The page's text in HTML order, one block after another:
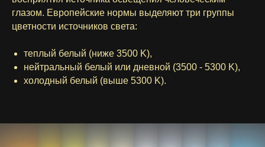
глазом. Европейские нормы выделяют три группы
цветности источников света:
теплый белый (ниже 3500 K),
нейтральный белый или дневной (3500 - 5300 K),
холодный белый (выше 5300 K).